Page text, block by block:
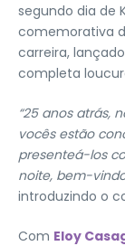
segundo dia de
comemorativa
carreira,
completa
“25 anos atrás,
vocês estão
presenteá-los
noite, bem-
introduzindo o
Com Eloy